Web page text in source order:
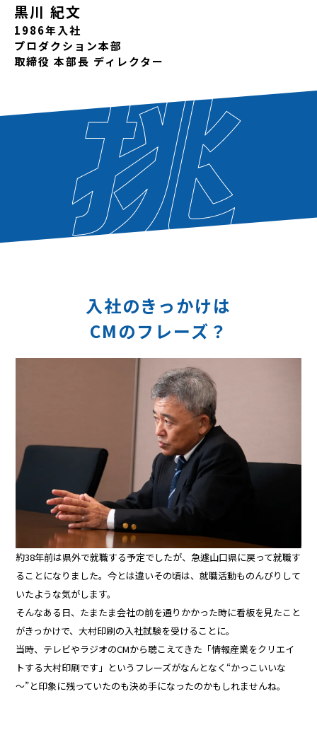
黒川 紀文
1986年入社
プロダクション本部
取締役 本部長 ディレクター
入社のきっかけは
CMのフレーズ？
約38年前は県外で就職する予定でしたが、急遽山口県に戻って就職す
ることになりました。今とは違いその頃は、就職活動ものんびりして
いたような気がします。
そんなある日、たまたま会社の前を通りかかった時に看板を見たこと
がきっかけで、大村印刷の入社試験を受けることに。
当時、テレビやラジオのCMから聴こえてきた「情報産業をクリエイ
トする大村印刷です」というフレーズがなんとなく“かっこいいな
～”と印象に残っていたのも決め手になったのかもしれませんね。